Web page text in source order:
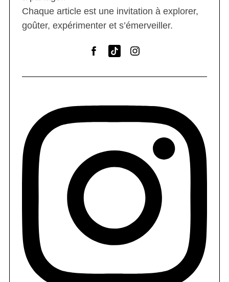
Chaque article est une invitation à explorer,
goûter, expérimenter et s’émerveiller.